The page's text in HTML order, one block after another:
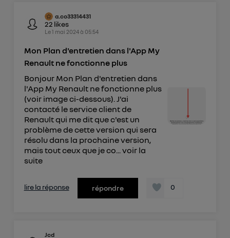
a.co33314431
22 likes
Le1 mai 2024à 05:54
Mon Plan d'entretien dans l'App My
Renault ne fonctionne plus
Bonjour Mon Plan d'entretien dans
l'App My Renault ne fonctionne plus
(voir image ci-dessous). J'ai
contacté le service client de
Renault qui me dit que c'est un
problème de cette version qui sera
résolu dans la prochaine version,
mais tout ceux que je co...voir la
suite
lire la réponse répondre 0
Jcd